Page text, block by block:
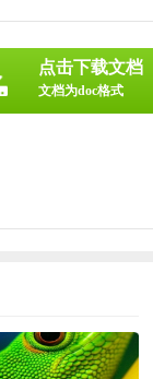
点击下载文档
文档为doc格式